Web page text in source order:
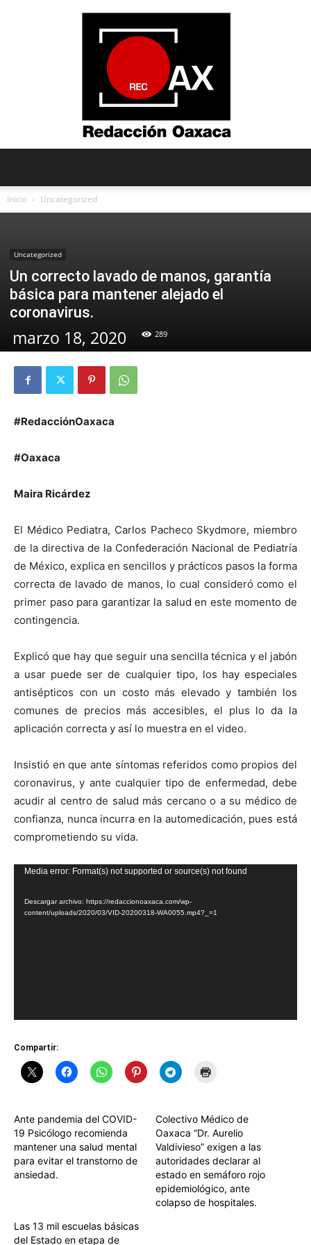
Inicio Uncategorized
Uncategorized
Un correcto lavado de manos, garantía
básica para mantener alejado el
coronavirus.
marzo 18, 2020 289
#RedacciónOaxaca
#Oaxaca
Maira Ricárdez
El Médico Pediatra, Carlos Pacheco Skydmore, miembro
de la directiva de la Confederación Nacional de Pediatría
de México, explica en sencillos y prácticos pasos la forma
correcta de lavado de manos, lo cual consideró como el
primer paso para garantizar la salud en este momento de
contingencia.
Explicó que hay que seguir una sencilla técnica y el jabón
a usar puede ser de cualquier tipo, los hay especiales
antisépticos con un costo más elevado y también los
comunes de precios más accesibles, el plus lo da la
aplicación correcta y así lo muestra en el video.
Insistió en que ante síntomas referidos como propios del
coronavirus, y ante cualquier tipo de enfermedad, debe
acudir al centro de salud más cercano o a su médico de
confianza, nunca incurra en la automedicación, pues está
comprometiendo su vida.
Reproductor
vídeo
Media error: Format(s) not supported or source(s) not found
Descargar archivo: https://redaccionoaxaca.com/wp-
content/uploads/2020/03/VID-20200318-WA0055.mp4?_=1
Compartir:
Ante pandemia del COVID-
19 Psicólogo recomienda
mantener una salud mental
para evitar el transtorno de
ansiedad.
Colectivo Médico de
Oaxaca “Dr. Aurelio
Valdivieso” exigen a las
autoridades declarar al
estado en semáforo rojo
epidemiológico, ante
colapso de hospitales.
Las 13 mil escuelas básicas
del Estado en etapa de